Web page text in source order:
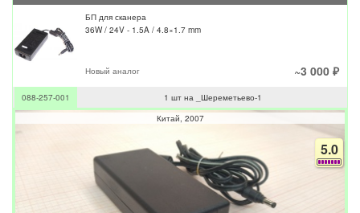
БП для сканера
36W / 24V - 1.5A / 4.8×1.7 mm
Новый аналог ~3 000 ₽
088-257-001
1 шт на _Шереметьево-1
Китай 2007
5.0